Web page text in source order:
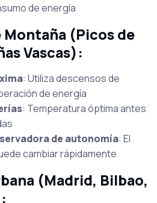
de energía
(Picos de
Vascas):
: Utiliza descensos de
de energía
: Temperatura óptima antes
de autonomía: El
cambiar rápidamente
(Madrid, Bilbao,